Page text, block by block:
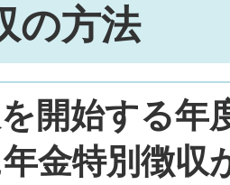
の方法
開始する年
金特別徴収